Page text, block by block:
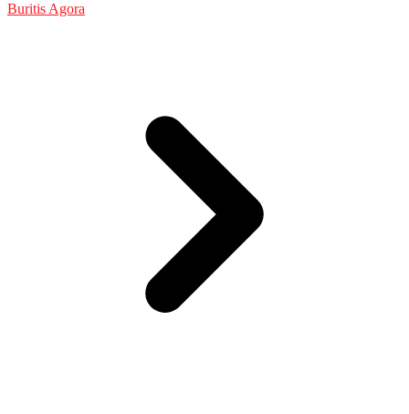
Buritis Agora